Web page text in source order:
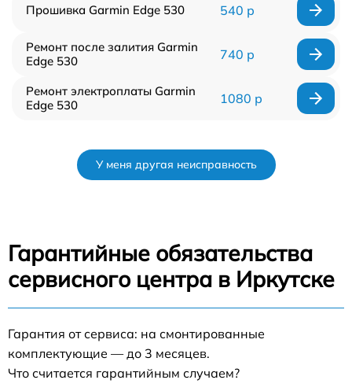
Прошивка Garmin Edge 530 540 р
Ремонт после залития Garmin
Edge 530
740 р
Ремонт электроплаты Garmin
Edge 530
1080 р
У меня другая неисправность
Гарантийные обязательства
сервисного центра в Иркутске
Гарантия от сервиса: на смонтированные
комплектующие — до 3 месяцев.
Что считается гарантийным случаем?